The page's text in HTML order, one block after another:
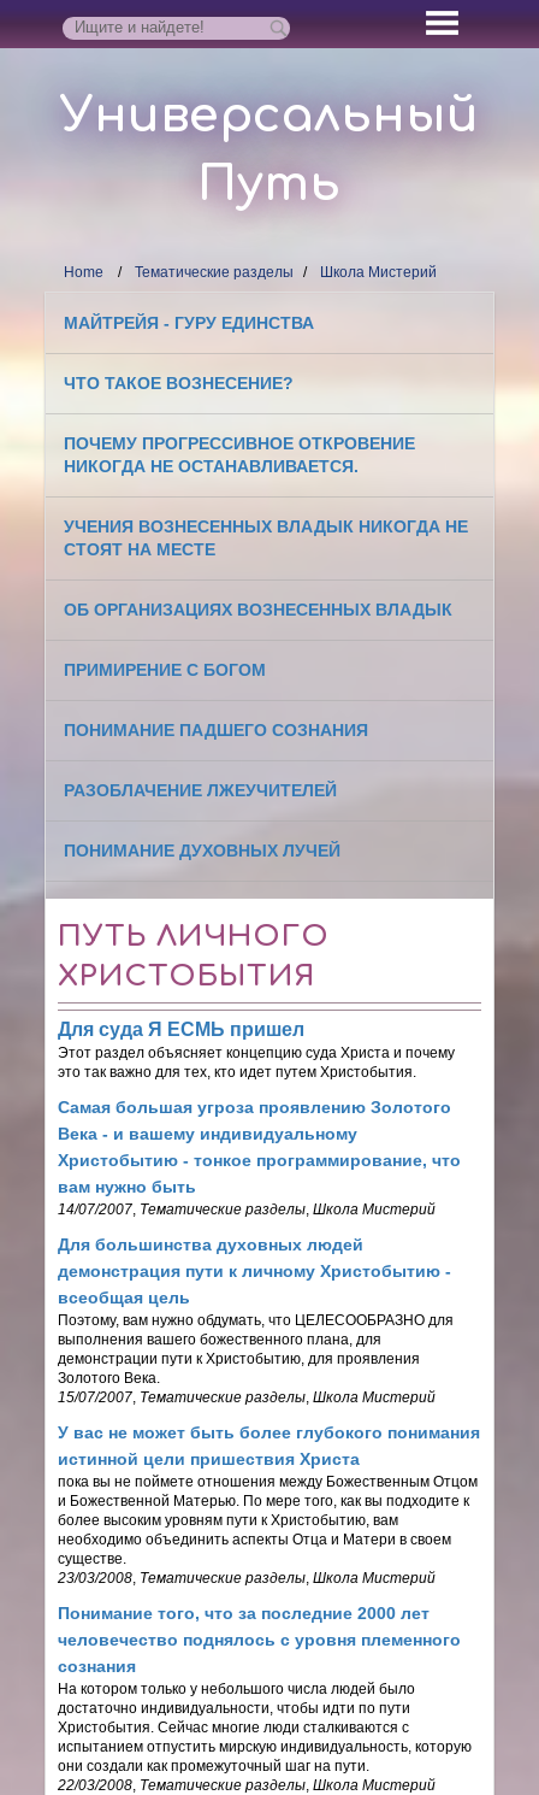
Универсальный
Путь
Home Тематические разделы Школа Мистерий
МАЙТРЕЙЯ - ГУРУ ЕДИНСТВА
ЧТО ТАКОЕ ВОЗНЕСЕНИЕ?
ПОЧЕМУ ПРОГРЕССИВНОЕ ОТКРОВЕНИЕ
НИКОГДА НЕ ОСТАНАВЛИВАЕТСЯ.
УЧЕНИЯ ВОЗНЕСЕННЫХ ВЛАДЫК НИКОГДА НЕ
СТОЯТ НА МЕСТЕ
ОБ ОРГАНИЗАЦИЯХ ВОЗНЕСЕННЫХ ВЛАДЫК
ПРИМИРЕНИЕ С БОГОМ
ПОНИМАНИЕ ПАДШЕГО СОЗНАНИЯ
РАЗОБЛАЧЕНИЕ ЛЖЕУЧИТЕЛЕЙ
ПОНИМАНИЕ ДУХОВНЫХ ЛУЧЕЙ
ПУТЬ ЛИЧНОГО
ХРИСТОБЫТИЯ
Для суда Я ЕСМЬ пришел
Этот раздел объясняет концепцию суда Христа и почему
это так важно для тех, кто идет путем Христобытия.
Самая большая угроза проявлению Золотого
Века - и вашему индивидуальному
Христобытию - тонкое программирование, что
вам нужно быть
14/07/2007 Тематические разделы ,Школа Мистерий
Для большинства духовных людей
демонстрация пути к личному Христобытию -
всеобщая цель
Поэтому, вам нужно обдумать, что ЦЕЛЕСООБРАЗНО для
выполнения вашего божественного плана, для
демонстрации пути к Христобытию, для проявления
Золотого Века.
15/07/2007 Тематические разделы ,Школа Мистерий
У вас не может быть более глубокого понимания
истинной цели пришествия Христа
пока вы не поймете отношения между Божественным Отцом
и Божественной Матерью. По мере того, как вы подходите к
более высоким уровням пути к Христобытию, вам
необходимо объединить аспекты Отца и Матери в своем
существе.
23/03/2008 Тематические разделы ,Школа Мистерий
Понимание того, что за последние 2000 лет
человечество поднялось с уровня племенного
сознания
На котором только у небольшого числа людей было
достаточно индивидуальности, чтобы идти по пути
Христобытия. Сейчас многие люди сталкиваются с
испытанием отпустить мирскую индивидуальность, которую
они создали как промежуточный шаг на пути.
22/03/2008 Тематические разделы ,Школа Мистерий